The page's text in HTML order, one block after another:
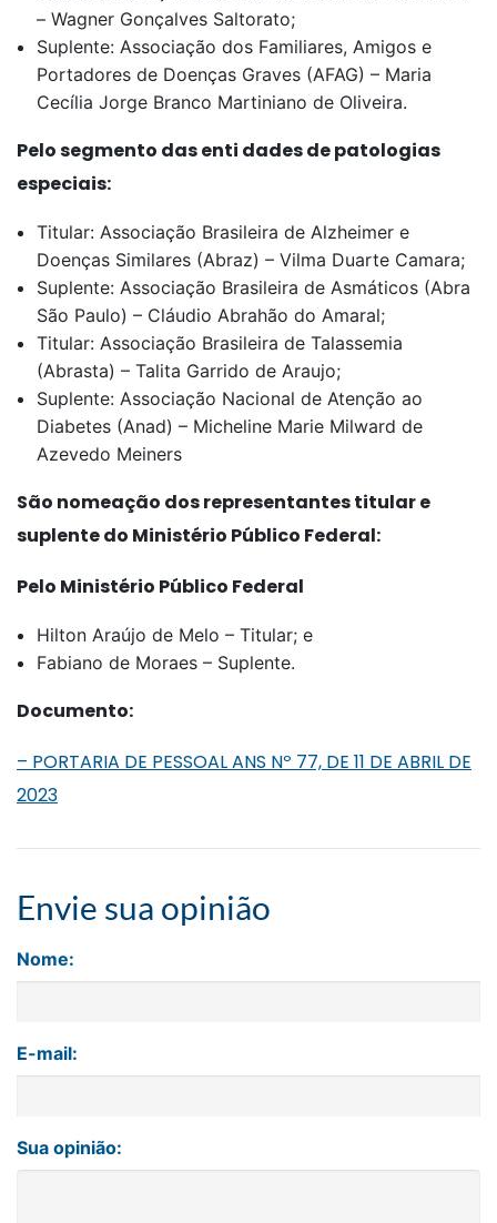
– Wagner Gonçalves Saltorato;
Suplente: Associação dos Familiares, Amigos e
Portadores de Doenças Graves (AFAG) – Maria
Cecília Jorge Branco Martiniano de Oliveira.
Pelo segmento das enti dades de patologias
especiais:
Titular: Associação Brasileira de Alzheimer e
Doenças Similares (Abraz) – Vilma Duarte Camara;
Suplente: Associação Brasileira de Asmáticos (Abra
São Paulo) – Cláudio Abrahão do Amaral;
Titular: Associação Brasileira de Talassemia
(Abrasta) – Talita Garrido de Araujo;
Suplente: Associação Nacional de Atenção ao
Diabetes (Anad) – Micheline Marie Milward de
Azevedo Meiners
São nomeação dos representantes titular e
suplente do Ministério Público Federal:
Pelo Ministério Público Federal
Hilton Araújo de Melo – Titular; e
Fabiano de Moraes – Suplente.
Documento:
– PORTARIA DE PESSOAL ANS Nº 77, DE 11 DE ABRIL DE
2023
Envie sua opinião
Nome:
E-mail:
Sua opinião: